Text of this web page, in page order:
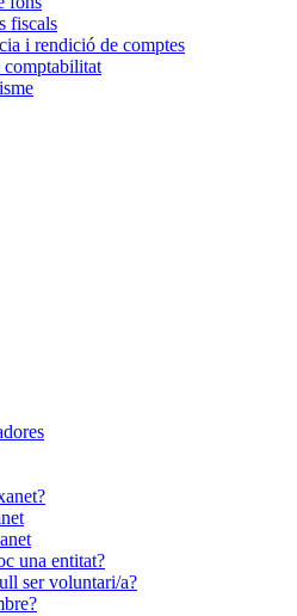
fiscals
i rendició de comptes
comptabilitat
una entitat?
ser voluntari/a?